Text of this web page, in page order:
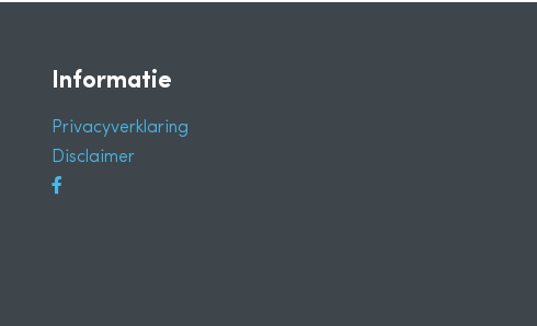
Informatie
Privacyverklaring
Disclaimer